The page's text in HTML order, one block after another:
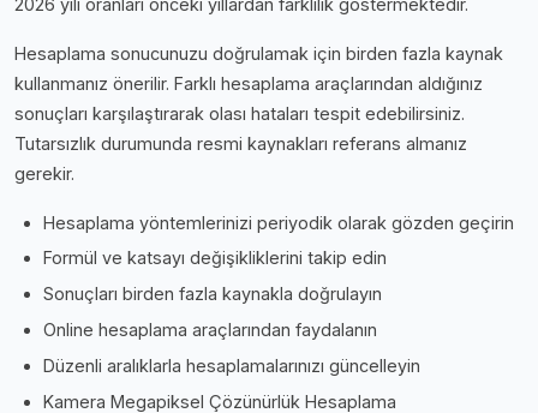
Hesaplama sonucunuzu doğrulamak için birden fazla kaynak
kullanmanız önerilir. Farklı hesaplama araçlarından aldığınız
sonuçları karşılaştırarak olası hataları tespit edebilirsiniz.
Tutarsızlık durumunda resmi kaynakları referans almanız
gerekir.
Hesaplama yöntemlerinizi periyodik olarak gözden geçirin
Formül ve katsayı değişikliklerini takip edin
Sonuçları birden fazla kaynakla doğrulayın
Online hesaplama araçlarından faydalanın
Düzenli aralıklarla hesaplamalarınızı güncelleyin
Kamera Megapiksel Çözünürlük Hesaplama